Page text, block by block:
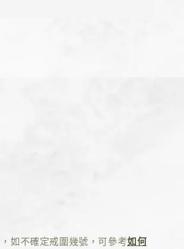
如不確定戒圍幾號，可參考如何